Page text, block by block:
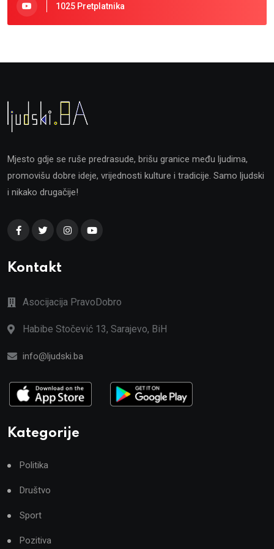
1025 Pretplatnika
Mjesto gdje se ruše predrasude, brišu granice među ljudima,
promovišu dobre ideje, vrijednosti kulture i tradicije. Samo ljudski
i nikako drugačije!
Kontakt
Asocijacija PravoDobro
Habibe Stočević 13, Sarajevo, BiH
info@ljudski.ba
Kategorije
Politika
Društvo
Sport
Pozitiva